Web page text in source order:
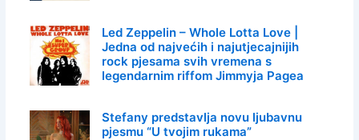
Led Zeppelin – Whole Lotta Love |
Jedna od najvećih i najutjecajnijih
rock pjesama svih vremena s
legendarnim riffom Jimmyja Pagea
Stefany predstavlja novu ljubavnu
pjesmu “U tvojim rukama”